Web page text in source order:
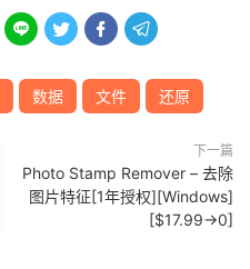
   
数据 文件 还原
下一篇
Photo Stamp Remover – 去除
图片特征[1年授权][Windows]
[$17.99→0]